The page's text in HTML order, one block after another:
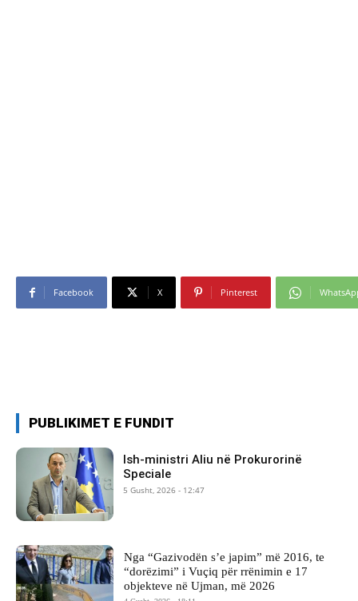
Facebook X Pinterest
PUBLIKIMET E FUNDIT
Ish-ministri ​Aliu në Prokurorinë
Speciale
5 Gusht, 2026 - 12:47
Nga “Gazivodën s’e japim” më 2016, te
“dorëzimi” i Vuçiq për rrënimin e 17
objekteve në Ujman, më 2026